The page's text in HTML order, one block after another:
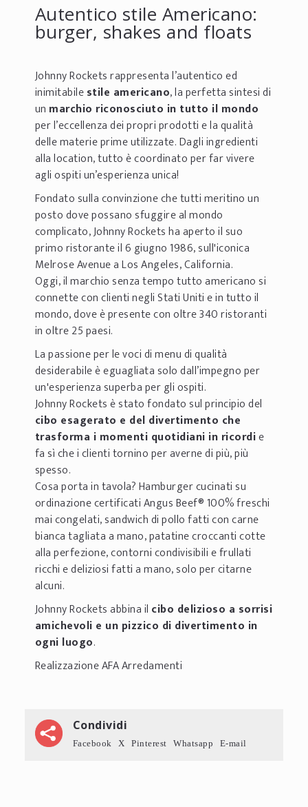
Autentico stile Americano:
burger, shakes and floats
Johnny Rockets rappresenta l’autentico ed
inimitabilestile americano, la perfetta sintesi di
un marchio riconosciuto in tutto il mondo
per l’eccellenza dei propri prodotti e la qualità
delle materie prime utilizzate. Dagli ingredienti
alla location, tutto è coordinato per far vivere
agli ospiti un’esperienza unica!
Fondato sulla convinzione che tutti meritino un
posto dove possano sfuggire al mondo
complicato, Johnny Rockets ha aperto il suo
primo ristorante il 6 giugno 1986, sull'iconica
Melrose Avenue a Los Angeles, California.
Oggi, il marchio senza tempo tutto americano si
connette con clienti negli Stati Uniti e in tutto il
mondo, dove è presente con oltre 340 ristoranti
in oltre 25 paesi.
La passione per le voci di menu di qualità
desiderabile è eguagliata solo dall’impegno per
un'esperienza superba per gli ospiti.
Johnny Rockets è stato fondato sul principio del
cibo esagerato e del divertimento che
trasforma i momenti quotidiani in ricordie
fa sì che i clienti tornino per averne di più, più
spesso.
Cosa porta in tavola? Hamburger cucinati su
ordinazione certificati Angus Beef® 100% freschi
mai congelati, sandwich di pollo fatti con carne
bianca tagliata a mano, patatine croccanti cotte
alla perfezione, contorni condivisibili e frullati
ricchi e deliziosi fatti a mano, solo per citarne
alcuni.
Johnny Rockets abbina il cibo delizioso a sorrisi
amichevoli e un pizzico di divertimento in
ogni luogo.
Realizzazione AFA Arredamenti
Condividi
Facebook X Pinterest Whatsapp E-mail